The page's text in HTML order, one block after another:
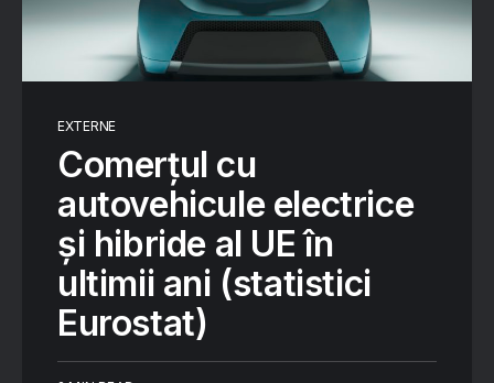
EXTERNE
Comerțul cu
autovehicule electrice
și hibride al UE în
ultimii ani (statistici
Eurostat)